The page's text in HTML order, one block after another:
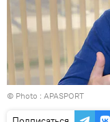
© Photo : APASPORT